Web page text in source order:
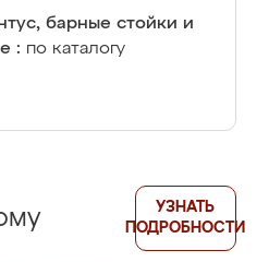
барные стойки и
: по каталогу
УЗНАТЬ
ПОДРОБНОСТИ